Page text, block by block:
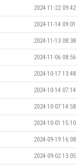
2024-11-22 09:42
2024-11-14 09:01
2024-11-13 08:38
2024-11-06 08:56
2024-10-17 13:48
2024-10-14 07:14
2024-10-07 14:58
2024-10-01 15:10
2024-09-19 16:08
2024-09-02 13:05